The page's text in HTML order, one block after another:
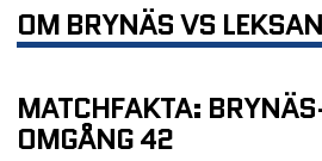
KOMMANDE MATCHER
VANLIGA FRÅGOR OM
KOMMANDE MATCHER
RELATERADE NYHETER
OM BRYNÄS VS
MATCHFAKTA:
OMGÅNG 42